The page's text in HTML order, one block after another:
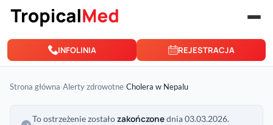
Przejdź do treści
INFOLINIA REJESTRACJA
Strona główna›Alerty zdrowotne›Cholera w Nepalu
To ostrzeżenie zostałozakończonednia 03.03.2026.